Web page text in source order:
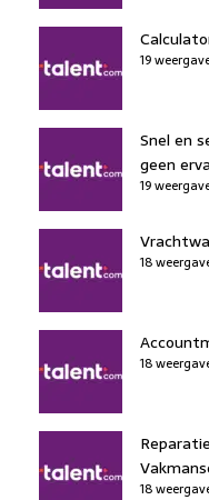
19
Snel en
geen
19
18
18
18